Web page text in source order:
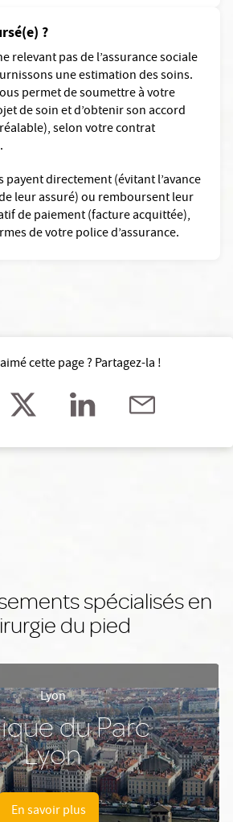
?
relevant pas de l’assurance sociale
une estimation des soins.
permet de soumettre à votre
de soin et d’obtenir son accord
selon votre contrat
payent directement (évitant l’avance
leur assuré) ou remboursent leur
de paiement (facture acquittée),
de votre police d’assurance.
cette page ? Partagez-la !
spécialisés en
du pied
Lyon
du Parc
Lyon
En savoir plus